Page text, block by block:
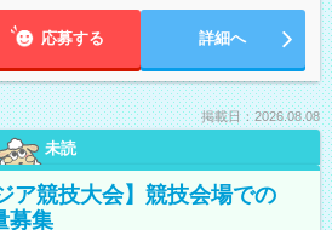
応募する 詳細へ
掲載日：2026.08.08
未読
ア競技大会】競技会場での
募集